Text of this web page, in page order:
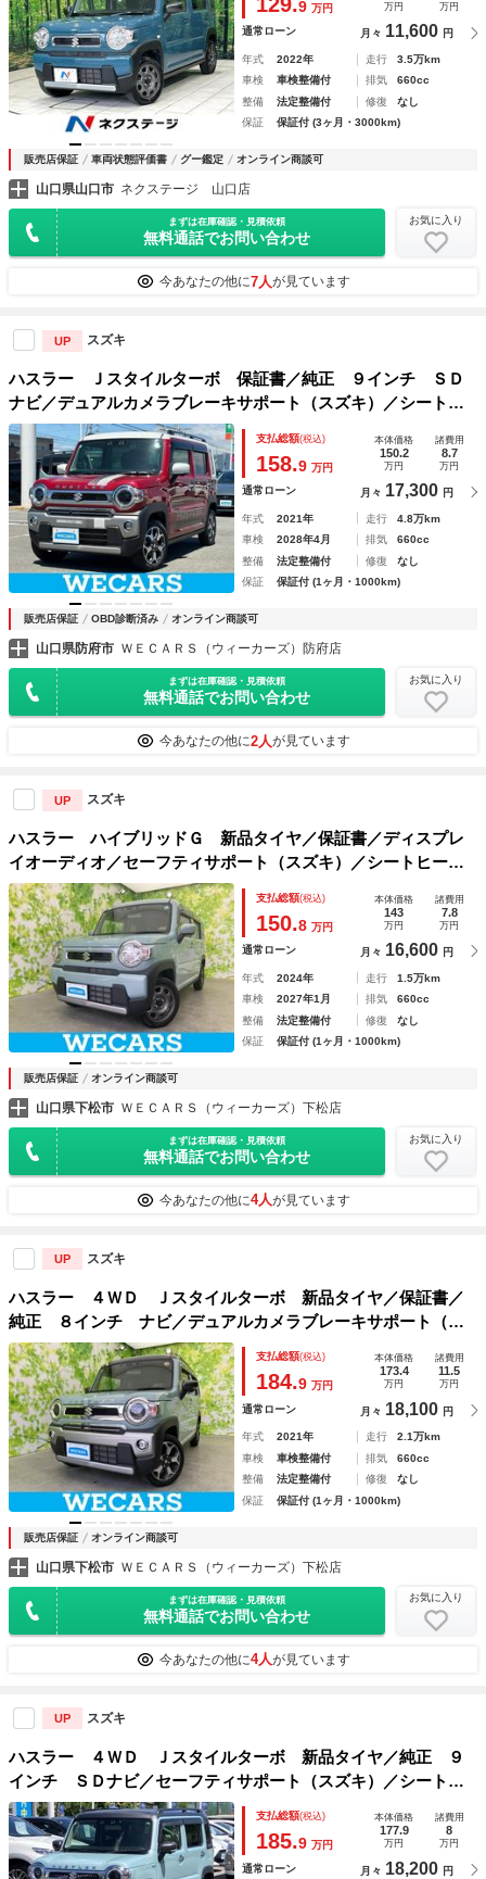
9 万円 万円 万円
通常ローン 月々 11,600 円
年式 2022年 走行
3.5万km
車検
車検整備付 排気
660cc
整備
法定整備付 修復
なし
保証
保証付 (3ヶ月・3000km)
販売店保証 車両状態評価書 グー鑑定 オンライン商談可
山口県山口市 ネクステージ 山口店
まずは在庫確認・見積依頼
無料通話でお問い合わせ
お気に入り
今あなたの他に7人が見ています
UP スズキ
ハスラー Ｊスタイルターボ 保証書／純正 ９インチ ＳＤ
ナビ／デュアルカメラブレーキサポート（スズキ）／シートヒ
ーター／全方位モニター用カメラ／車線逸脱防止支援システム
／ドライブレコーダー 前後／ヘッドランプ ＬＥＤ
支払総額(税込)
158.9 万円
本体価格
150.2
万円
諸費用
8.7
万円
通常ローン 月々 17,300 円
年式 2021年 走行
4.8万km
車検
2028年4月 排気
660cc
整備
法定整備付 修復
なし
保証
保証付 (1ヶ月・1000km)
販売店保証 OBD診断済み オンライン商談可
山口県防府市 ＷＥＣＡＲＳ（ウィーカーズ）防府店
まずは在庫確認・見積依頼
無料通話でお問い合わせ
お気に入り
今あなたの他に2人が見ています
UP スズキ
ハスラー ハイブリッドＧ 新品タイヤ／保証書／ディスプレ
イオーディオ／セーフティサポート（スズキ）／シートヒータ
ー 前席／Ｂｌｕｅｔｏｏｔｈ接続／ＥＢＤ付ＡＢＳ／横滑り
防止装置／アイドリングストップ／バックモニター
支払総額(税込)
150.8 万円
本体価格
143
万円
諸費用
7.8
万円
通常ローン 月々 16,600 円
年式 2024年 走行
1.5万km
車検
2027年1月 排気
660cc
整備
法定整備付 修復
なし
保証
保証付 (1ヶ月・1000km)
販売店保証 オンライン商談可
山口県下松市 ＷＥＣＡＲＳ（ウィーカーズ）下松店
まずは在庫確認・見積依頼
無料通話でお問い合わせ
お気に入り
今あなたの他に4人が見ています
UP スズキ
ハスラー ４ＷＤ Ｊスタイルターボ 新品タイヤ／保証書／
純正 ８インチ ナビ／デュアルカメラブレーキサポート（ス
ズキ）／シートヒーター 前席／全方位モニター用カメラ／車
線逸脱防止支援システム／ドライブレコーダー 前後
支払総額(税込)
184.9 万円
本体価格
173.4
万円
諸費用
11.5
万円
通常ローン 月々 18,100 円
年式 2021年 走行
2.1万km
車検
車検整備付 排気
660cc
整備
法定整備付 修復
なし
保証
保証付 (1ヶ月・1000km)
販売店保証 オンライン商談可
山口県下松市 ＷＥＣＡＲＳ（ウィーカーズ）下松店
まずは在庫確認・見積依頼
無料通話でお問い合わせ
お気に入り
今あなたの他に4人が見ています
UP スズキ
ハスラー ４ＷＤ Ｊスタイルターボ 新品タイヤ／純正 ９
インチ ＳＤナビ／セーフティサポート（スズキ）／シートヒ
ーター 前席／全方位モニター／車線逸脱防止支援システム／
シート ハーフレザー／ヘッドランプ ＬＥＤ／ＵＳＢジャッ
ク
支払総額(税込)
185.9 万円
本体価格
177.9
万円
諸費用
8
万円
通常ローン 月々 18,200 円